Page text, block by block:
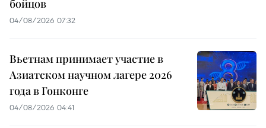
бойцов
04/08/2026 07:32
Вьетнам принимает участие в
Азиатском научном лагере 2026
года в Гонконге
04/08/2026 04:41